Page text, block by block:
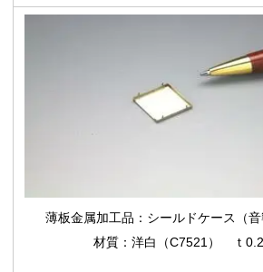
薄板金属加工品 ：シールドケース（音
材質：洋白（C7521） ｔ0.2